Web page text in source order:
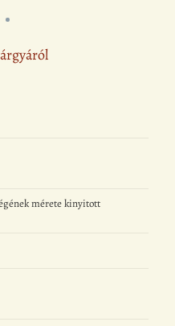
mérete kinyitott